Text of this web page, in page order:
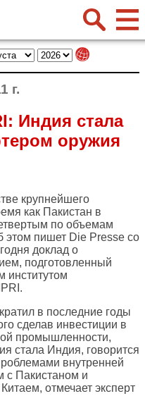
г.
Индия стала
оружия
крупнейшего
как Пакистан в
по объемам
этом пишет Die Presse cо
доклад о
подготовленный
институтом
в последние годы
сделав инвестиции в
промышленности,
стала Индия, говорится
внутренней
с Пакистаном и
отмечает эксперт